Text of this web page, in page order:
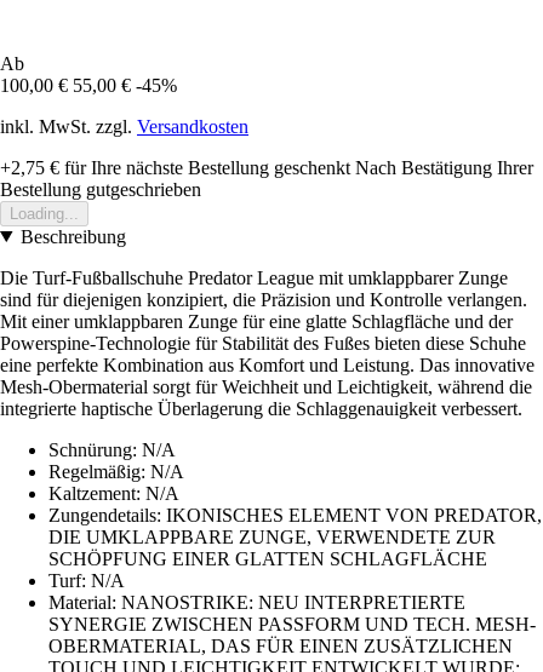
Ab
100,00 € 55,00 € -45%
inkl. MwSt. zzgl. Versandkosten
+2,75 € für Ihre nächste Bestellung geschenkt Nach Bestätigung Ihrer
Bestellung gutgeschrieben
Loading...
Beschreibung
Die Turf-Fußballschuhe Predator League mit umklappbarer Zunge
sind für diejenigen konzipiert, die Präzision und Kontrolle verlangen.
Mit einer umklappbaren Zunge für eine glatte Schlagfläche und der
Powerspine-Technologie für Stabilität des Fußes bieten diese Schuhe
eine perfekte Kombination aus Komfort und Leistung. Das innovative
Mesh-Obermaterial sorgt für Weichheit und Leichtigkeit, während die
integrierte haptische Überlagerung die Schlaggenauigkeit verbessert.
Schnürung: N/A
Regelmäßig: N/A
Kaltzement: N/A
Zungendetails: IKONISCHES ELEMENT VON PREDATOR,
DIE UMKLAPPBARE ZUNGE, VERWENDETE ZUR
SCHÖPFUNG EINER GLATTEN SCHLAGFLÄCHE
Turf: N/A
Material: NANOSTRIKE: NEU INTERPRETIERTE
SYNERGIE ZWISCHEN PASSFORM UND TECH. MESH-
OBERMATERIAL, DAS FÜR EINEN ZUSÄTZLICHEN
TOUCH UND LEICHTIGKEIT ENTWICKELT WURDE;